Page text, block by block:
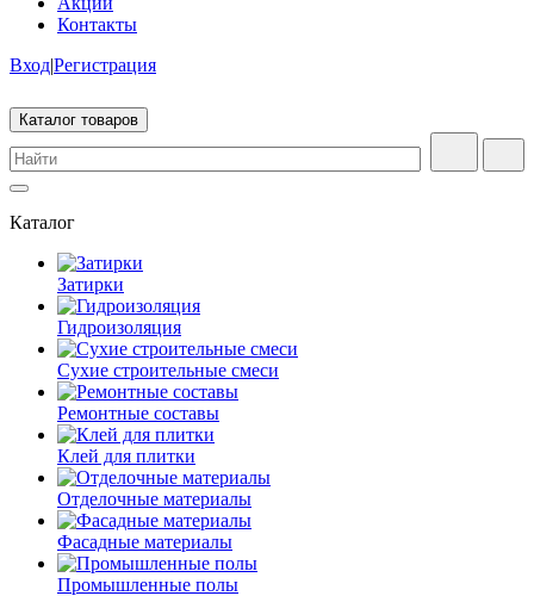
Контакты
Вход|Регистрация
Каталог товаров
Каталог
Затирки
Гидроизоляция
Сухие строительные смеси
Ремонтные составы
Клей для плитки
Отделочные материалы
Фасадные материалы
Промышленные полы